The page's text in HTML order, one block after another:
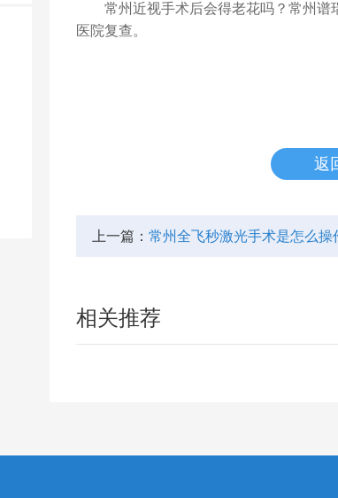
常州近视手术后会得老花吗？常州谱
医院复查。
返
上一篇： 常州全飞秒激光手术是怎么操
相关推荐